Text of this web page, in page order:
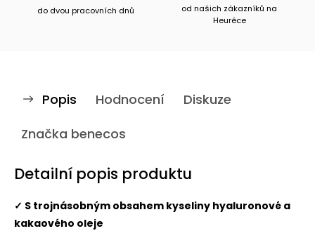
do dvou pracovních dnů
od našich zákazníků na
Heuréce
Popis Hodnocení
Diskuze
Značka benecos
Detailní popis produktu
✓ S trojnásobným obsahem kyseliny hyaluronové a
kakaového oleje